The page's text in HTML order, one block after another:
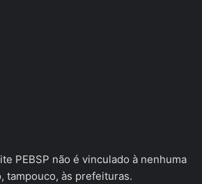
PEBSP não é vinculado à nenhuma
tampouco, às prefeituras.